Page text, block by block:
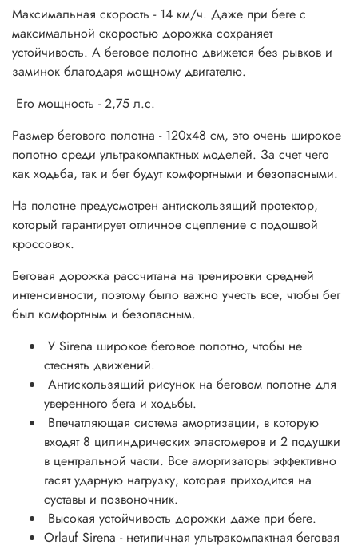
Максимальная скорость - 14 км/ч. Даже при беге с
максимальной скоростью дорожка сохраняет
устойчивость. А беговое полотно движется без рывков и
заминок благодаря мощному двигателю.
Его мощность - 2,75 л.с.
Размер бегового полотна - 120x48 см, это очень широкое
полотно среди ультракомпактных моделей. За счет чего
как ходьба, так и бег будут комфортными и безопасными.
На полотне предусмотрен антискользящий протектор,
который гарантирует отличное сцепление с подошвой
кроссовок.
Беговая дорожка рассчитана на тренировки средней
интенсивности, поэтому было важно учесть все, чтобы бег
был комфортным и безопасным.
У Sirena широкое беговое полотно, чтобы не
стеснять движений.
Антискользящий рисунок на беговом полотне для
уверенного бега и ходьбы.
Впечатляющая система амортизации, в которую
входят 8 цилиндрических эластомеров и 2 подушки
в центральной части. Все амортизаторы эффективно
гасят ударную нагрузку, которая приходится на
суставы и позвоночник.
Высокая устойчивость дорожки даже при беге.
Orlauf Sirena - нетипичная ультракомпактная беговая